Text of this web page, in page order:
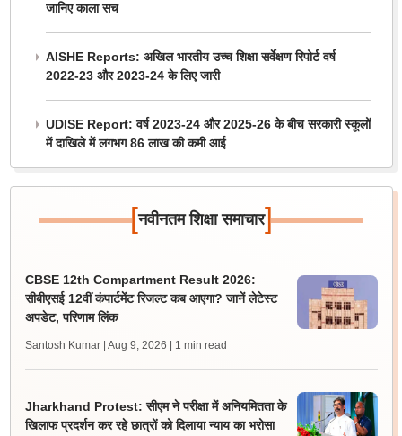
जानिए काला सच
AISHE Reports: अखिल भारतीय उच्च शिक्षा सर्वेक्षण रिपोर्ट वर्ष
2022-23 और 2023-24 के लिए जारी
UDISE Report: वर्ष 2023-24 और 2025-26 के बीच सरकारी स्कूलों
में दाखिले में लगभग 86 लाख की कमी आई
[नवीनतम शिक्षा समाचार]
CBSE 12th Compartment Result 2026:
सीबीएसई 12वीं कंपार्टमेंट रिजल्ट कब आएगा? जानें लेटेस्ट
अपडेट, परिणाम लिंक
Santosh Kumar | Aug 9, 2026 | 1 min read
Jharkhand Protest: सीएम ने परीक्षा में अनियमितता के
खिलाफ प्रदर्शन कर रहे छात्रों को दिलाया न्याय का भरोसा